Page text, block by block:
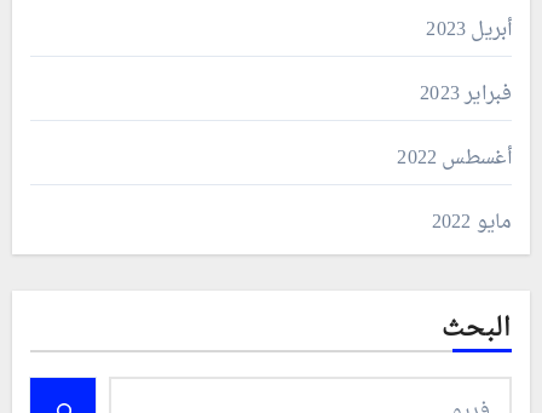
أبريل 2023
فبراير 2023
أغسطس 2022
مايو 2022
البحث